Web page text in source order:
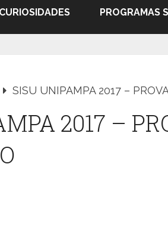
PROGRAMAS
SISU UNIPAMPA 2017 –
2017 –